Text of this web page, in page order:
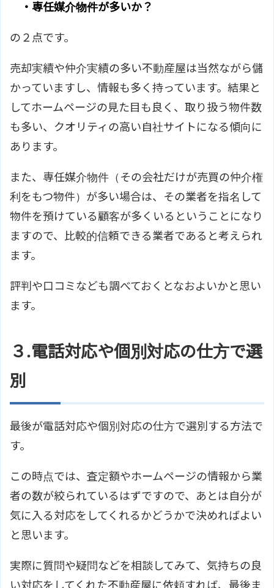
・専任媒介物件が多いか？
の２点です。
売却実績や仲介実績の多い不動産屋は当然ながら儲
かっていますし、情報も多く持っています。結果と
してホームページの見た目も良く、取り扱う物件数
も多い、クオリティの高い自社サイトになる傾向に
あります。
また、専任媒介物件（その会社だけが売買の仲介権
利をもつ物件）が多い場合は、その業者を指名して
物件を預けている顧客が多くいるということになり
ますので、比較的信頼できる業者であると考えられ
ます。
評判や口コミなども調べておくとなおよいかと思い
ます。
３.電話対応や個別対応の仕方で選
別
最後が電話対応や個別対応の仕方で選別する方法で
す。
この時点では、査定額やホームページの情報から業
者の数が絞られているはずですので、あとは自分が
気に入る対応をしてくれるかどうかで決めればよい
と思います。
実際に質問や疑問などを相談してみて、気持ちの良